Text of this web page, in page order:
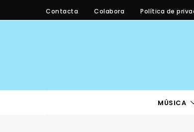
Contacta Colabora Política de
MÚSICA